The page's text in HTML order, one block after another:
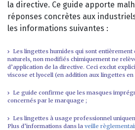
la directive. Ce guide apporte
réponses concrètes aux
les informations suivantes :
Les lingettes humides qui sont entièrement
naturels, non modifiés chimiquement ne
d’application de la directive. Ceci exclut
viscose et lyocell (en addition aux lingettes en
Le guide confirme que les masques
concernés par le marquage ;
Les lingettes à usage professionnel
Plus d’informations dans la veille